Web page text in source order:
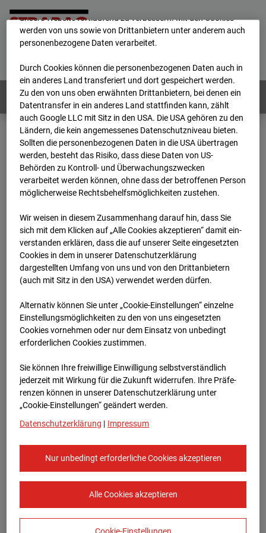
Home E-Mail Impressum
Deutsch / English
Webcams: Alle Länder
Home
Deutschland
BC-145 - BV Wohnquartett Heddesheim
Archiv
2024 01 16 06:46
BC-145 - BV
Wohnquartett
Heddesheim
Heddesheim
Zur Übersicht
Archivdatum: 16.01.2024 06:46,
Europe/Berlin
unsere Website fortlaufend zu verbessern. Mit den Cookies
werden von uns sowie von Drittanbietern unter anderem auch
personenbezogene Daten verarbeitet.
Durch Cookies können die personenbezogenen Daten auch in
ein anderes Land transferiert und dort gespeichert werden.
Zu den von uns oben erwähnten Drittanbietern, bei denen ein
Datentransfer in ein anderes Land stattfinden kann, zählt
auch Google LLC mit Sitz in den USA. Die USA gehören zu den
Ländern, die kein angemessenes Datenschutzniveau bieten.
Sollten die personenbezogenen Daten in die USA übertragen
werden, besteht das Risiko, dass diese Daten von US-
Behörden zu Kontroll- und Überwachungszwecken
verarbeitet werden können, ohne dass der betroffenen Person
möglicherweise Rechtsbehelfsmöglichkeiten zustehen.
Wir weisen in diesem Zusammenhang darauf hin, dass Sie
sich mit dem Klicken auf „Alle Cookies akzeptieren“ damit ein­
ver­standen erklären, dass die auf unserer Seite eingesetzten
Cookies in dem in unserer Datenschutzerklärung
dargestellten Umfang von uns und von den Drittanbietern
(auch mit Sitz in den USA) verwendet werden dürfen.
Alternativ können Sie unter „Cookie-Einstellungen“ einzelne
Einstellungsmöglichkeiten zu den von uns eingesetzten
Cookies vornehmen oder nur dem Einsatz von unbedingt
erforderlichen Cookies zustimmen.
Sie können Ihre freiwillige Einwilligung selbstverständlich
jederzeit mit Wirkung für die Zukunft widerrufen. Ihre Prä­fe­
renzen können in unserer Datenschutzerklärung unter
„Cookie-Einstellungen“ geändert werden.
Datenschutzerklärung | Impressum
Nur unbedingt erforderliche Cookies akzeptieren
Alle Cookies akzeptieren